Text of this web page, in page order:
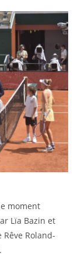
moment
Lïa Bazin et
Roland-